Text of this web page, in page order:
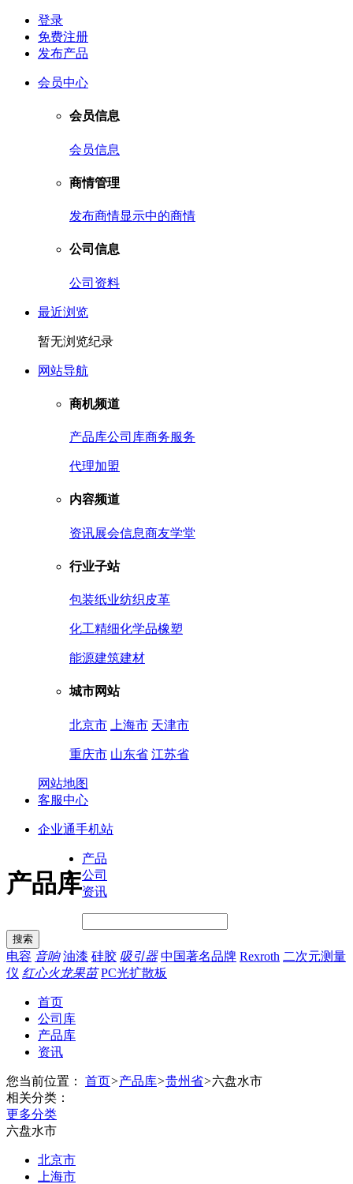
登录
免费注册
发布产品
会员中心
会员信息
会员信息
商情管理
发布商情显示中的商情
公司信息
公司资料
最近浏览
暂无浏览纪录
网站导航
商机频道
产品库公司库商务服务
代理加盟
内容频道
资讯展会信息商友学堂
行业子站
包装纸业纺织皮革
化工精细化学品橡塑
能源建筑建材
城市网站
北京市 上海市 天津市
重庆市 山东省 江苏省
网站地图
客服中心
企业通手机站
产品库
产品
公司
资讯
电容 音响 油漆 硅胶 吸引器 中国著名品牌 Rexroth 二次元测量
仪 红心火龙果苗 PC光扩散板
首页
公司库
产品库
资讯
您当前位置： 首页>产品库>贵州省>六盘水市
相关分类：
更多分类
六盘水市
北京市
上海市